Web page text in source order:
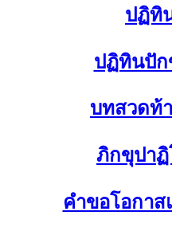
ปฏิทิ
ปฏิทินปั
บทสวดท้
ภิกขุปา
คำขอโอกา